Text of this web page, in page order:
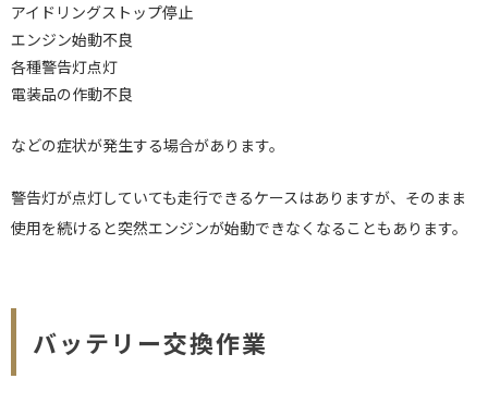
アイドリングストップ停止
エンジン始動不良
各種警告灯点灯
電装品の作動不良
などの症状が発生する場合があります。
警告灯が点灯していても走行できるケースはありますが、そのまま
使用を続けると突然エンジンが始動できなくなることもあります。
バッテリー交換作業